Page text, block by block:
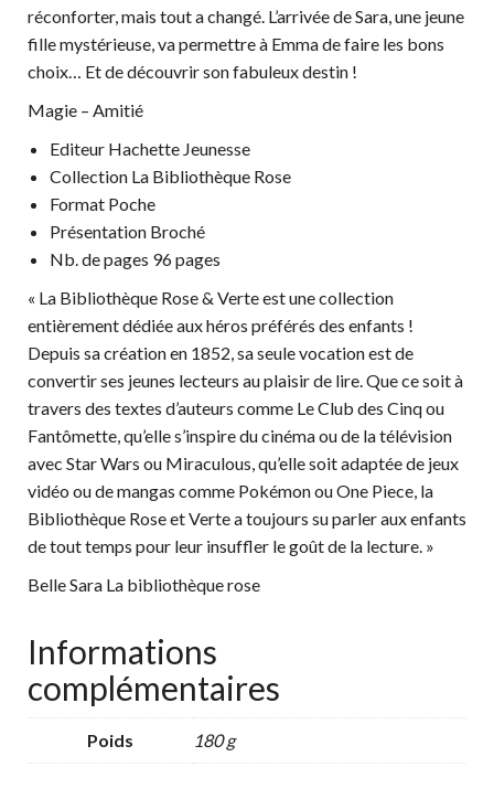
réconforter, mais tout a changé. L’arrivée de Sara, une jeune
fille mystérieuse, va permettre à Emma de faire les bons
choix… Et de découvrir son fabuleux destin !
Magie – Amitié
Editeur Hachette Jeunesse
Collection La Bibliothèque Rose
Format Poche
Présentation Broché
Nb. de pages 96 pages
« La Bibliothèque Rose & Verte est une collection
entièrement dédiée aux héros préférés des enfants !
Depuis sa création en 1852, sa seule vocation est de
convertir ses jeunes lecteurs au plaisir de lire. Que ce soit à
travers des textes d’auteurs comme Le Club des Cinq ou
Fantômette, qu’elle s’inspire du cinéma ou de la télévision
avec Star Wars ou Miraculous, qu’elle soit adaptée de jeux
vidéo ou de mangas comme Pokémon ou One Piece, la
Bibliothèque Rose et Verte a toujours su parler aux enfants
de tout temps pour leur insuffler le goût de la lecture. »
Belle Sara La bibliothèque rose
Informations
complémentaires
Poids 180 g